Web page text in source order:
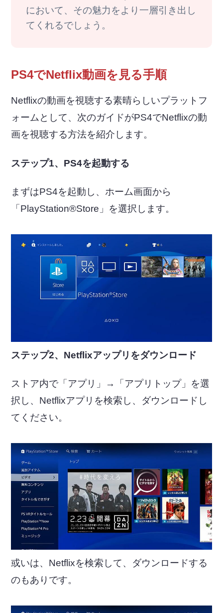
において、その魅力をより一層引き出し
てくれるでしょう。
PS4でNetflix動画を見る手順
Netflixの動画を視聴する素晴らしいプラットフ
ォームとして、次のガイドがPS4でNetflixの動
画を視聴する方法を紹介します。
ステップ1、PS4を起動する
まずはPS4を起動し、ホーム画面から
「PlayStation®Store」を選択します。
ステップ2、Netflixアップリをダウンロード
ストア内で「アプリ」→「アプリトップ」を選
択し、Netflixアプリを検索し、ダウンロードし
てください。
或いは、Netflixを検索して、ダウンロードする
のもありです。